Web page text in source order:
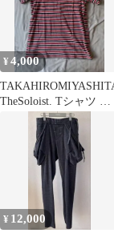
¥4,000
TheSoloist. Tシャツ ソ
ロイスト
¥ 12,000